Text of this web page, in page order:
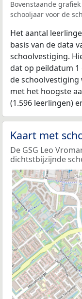
Bovenstaande
schooljaar voor de
Het aantal
basis van de data
schoolvestiging.
dat op peildatum
de schoolvestiging
met het hoogste
(1.596 leerlingen)
Kaart met
De GSG Leo
dichtstbijzijnde